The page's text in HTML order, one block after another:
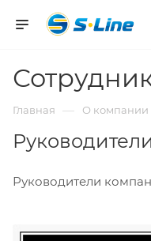
Главная — О компании
Руководители
Руководители